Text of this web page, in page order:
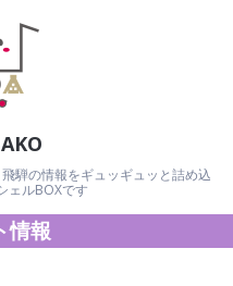
騨の情報をギュッギュッと詰め込
ェルBOXです
情報